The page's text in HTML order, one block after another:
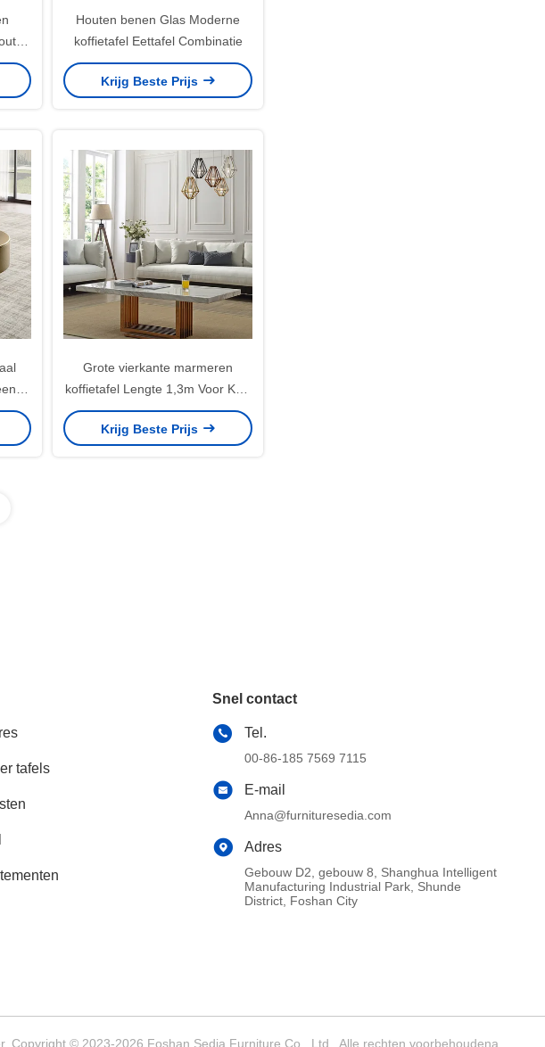
Houten benen Glas Moderne
koffietafel Eettafel Combinatie
Krijg Beste Prijs
Grote vierkante marmeren
koffietafel Lengte 1,3m Voor KTV
/ appartement
Krijg Beste Prijs
tafels
Snel contact
Tel.
00-86-185 7569 7115
E-mail
Anna@furnituresedia.com
Adres
Gebouw D2, gebouw 8, Shanghua Intelligent
Manufacturing Industrial Park, Shunde
District, Foshan City
Copyright © 2023-2026 Foshan Sedia Furniture Co., Ltd . Alle rechten voorbehoudena.